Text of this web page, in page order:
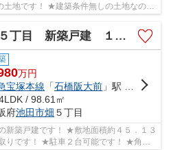
土地です！ ★建築条件無しの土地なの
工務店で建築可能で...
丁目 新築戸建 １号地
万円
宝塚本線 「石橋阪大前 」駅 バス20分 「東畑」 停歩7分
/ 98.61㎡
府池田市畑 ５丁目
新築戸建です！ ★敷地面積約４５．１３
りです！ ★駐車２台可能です！ ★角地